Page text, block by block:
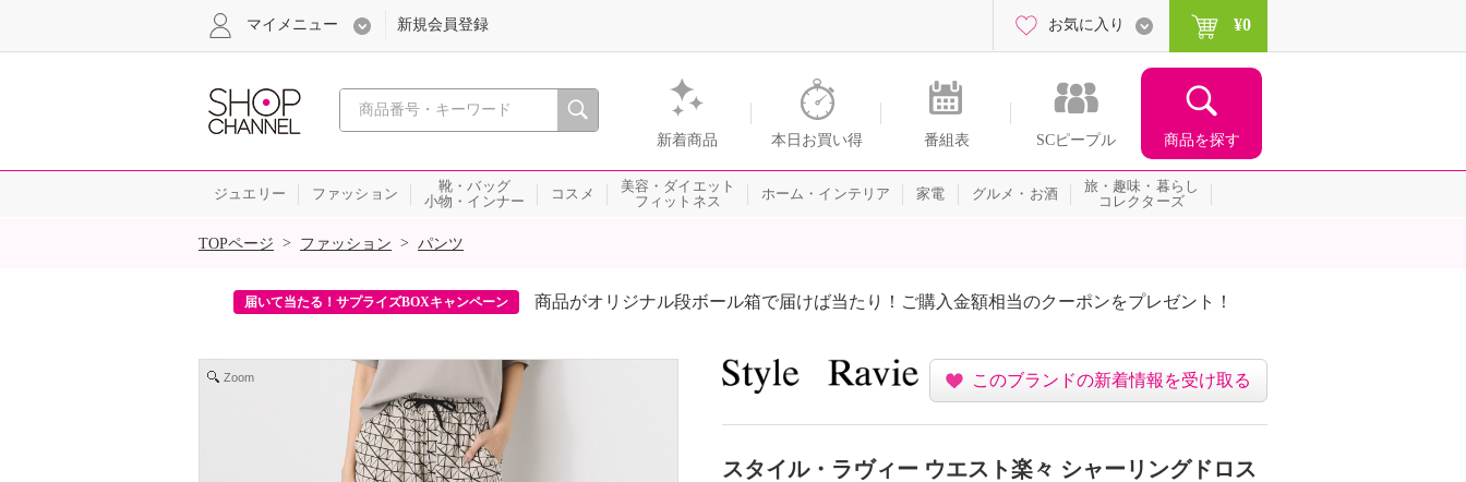
心おどる、瞬間を。通販・テレビショッピングのショップチャンネル
新着商品 本日お買い得 番組表 SCピープル 商品を探す
マイメニュー 新規会員登録 お気に入り ¥0
ジュエリー ファッション
靴・バッグ
小物・インナー
コスメ
美容・ダイエット
フィットネス
ホーム・インテリア 家電 グルメ・お酒
旅・趣味・暮らし
コレクターズ
SALE
TOPページ > ファッション > パンツ
届いて当たる！サプライズBOXキャンペーン 商品がオリジナル段ボール箱で届けば当たり！ご購入金額相当のクーポンをプレゼント！
Zoom このブランドの新着情報を受け取る
スタイル・ラヴィー ウエスト楽々 シャーリングドロス